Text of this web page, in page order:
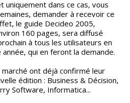
uniquement dans ce cas, vous
demander à recevoir ce
le guide Decideo 2005,
160 pages, sera diffusé
à tous les utilisateurs en
qui en feront la demande.
ont déjà confirmé leur
édition : Business & Décision,
Software, Informatica...